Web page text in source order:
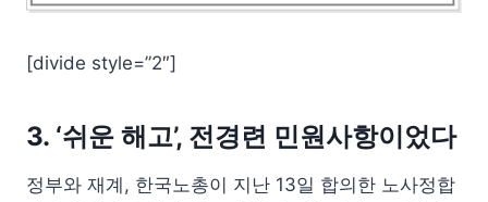
[divide style=”2″]
3. ‘쉬운 해고’, 전경련 민원사항이었다
정부와 재계, 한국노총이 지난 13일 합의한 노사정합